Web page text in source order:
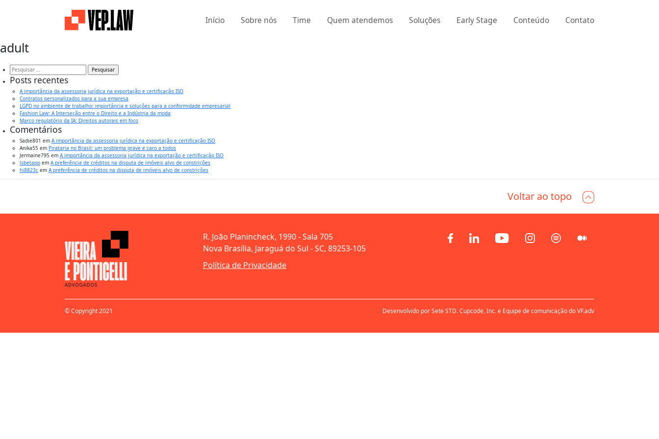
Início Sobre nós Time Quem atendemos Soluções Early Stage Conteúdo Contato
adult
Pesquisar
por:
Posts recentes
A importância da assessoria jurídica na exportação e certificação ISO
Contratos personalizados para a sua empresa
LGPD no ambiente de trabalho: importância e soluções para a conformidade empresarial
Fashion Law: A Interseção entre o Direito e a Indústria da moda
Marco regulatório da IA: Direitos autorais em foco
Comentários
Sadie801 em A importância da assessoria jurídica na exportação e certificação ISO
Anika55 em Pirataria no Brasil: um problema grave e caro a todos
Jermaine795 em A importância da assessoria jurídica na exportação e certificação ISO
lsbetapp em A preferência de créditos na disputa de imóveis alvo de constrições
hi8823c em A preferência de créditos na disputa de imóveis alvo de constrições
Voltar ao topo
R. João Planincheck, 1990 - Sala 705
Nova Brasília, Jaraguá do Sul - SC, 89253-105
Política de Privacidade
© Copyright 2021 Desenvolvido por Sete STD. Cupcode, Inc. e Equipe de comunicação do VF.adv